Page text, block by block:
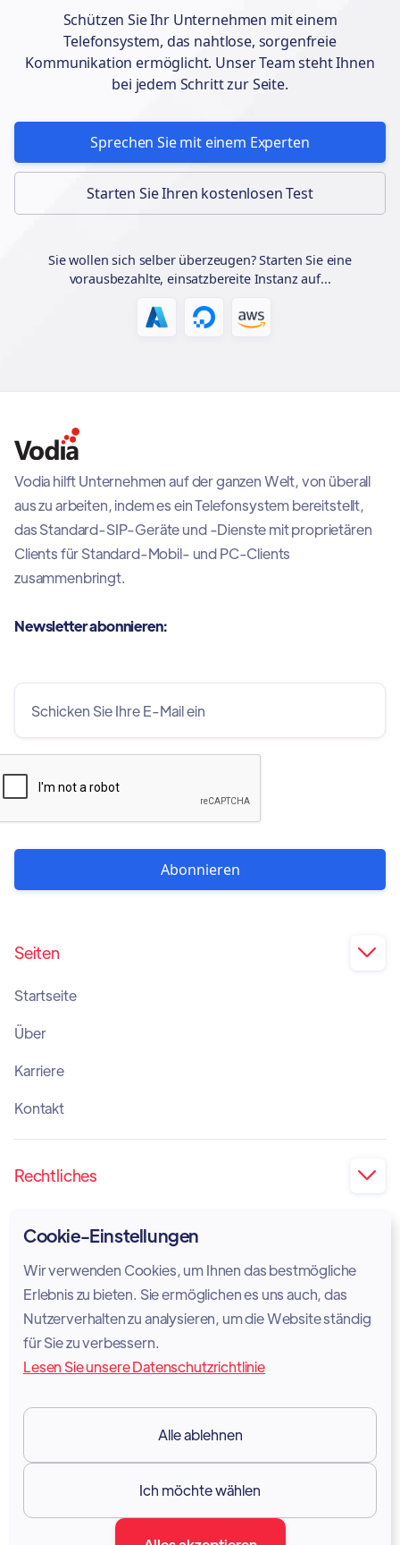
Schützen Sie Ihr Unternehmen mit einem
Telefonsystem, das nahtlose, sorgenfreie
Kommunikation ermöglicht. Unser Team steht Ihnen
bei jedem Schritt zur Seite.
Sprechen Sie mit einem Experten
Starten Sie Ihren kostenlosen Test
Sie wollen sich selber überzeugen? Starten Sie eine
vorausbezahlte, einsatzbereite Instanz auf...
Vodia hilft Unternehmen auf der ganzen Welt, von überall
aus zu arbeiten, indem es ein Telefonsystem bereitstellt,
das Standard-SIP-Geräte und -Dienste mit proprietären
Clients für Standard-Mobil- und PC-Clients
zusammenbringt.
Newsletter abonnieren:
Seiten 
Startseite
Über
Karriere
Kontakt
Rechtliches 
Cookie-Richtlinie
Nutzungsbedingungen
DSGVO
Ressourcen 
Dokumentation
Cookie-Einstellungen
Wir verwenden Cookies, um Ihnen das bestmögliche
Erlebnis zu bieten. Sie ermöglichen es uns auch, das
Nutzerverhalten zu analysieren, um die Website ständig
für Sie zu verbessern.
Lesen Sie unsere Datenschutzrichtlinie
Alle ablehnen
Ich möchte wählen